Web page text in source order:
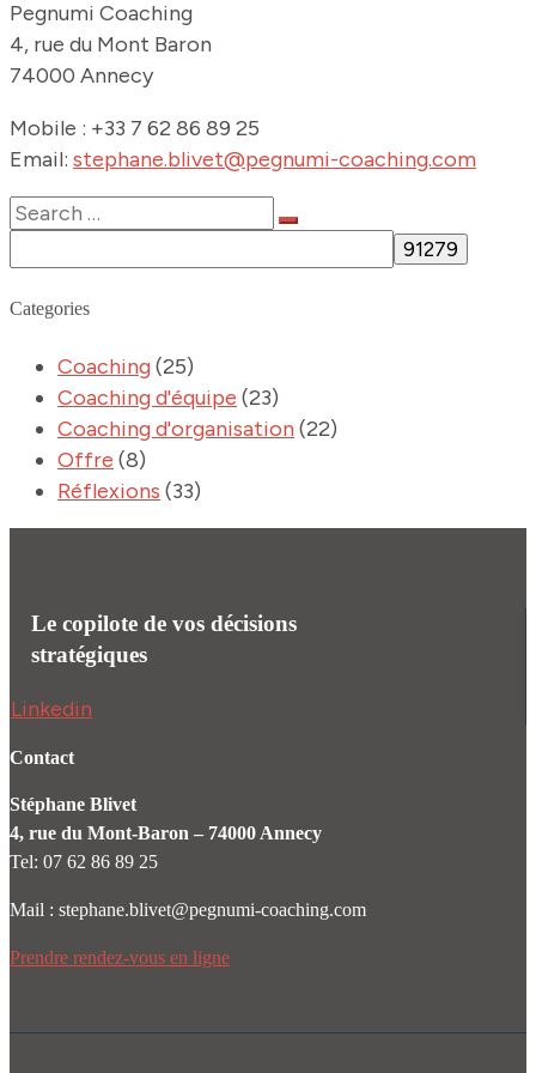
Pegnumi Coaching
4, rue du Mont Baron
74000 Annecy
Mobile : +33 7 62 86 89 25
Email: stephane.blivet@pegnumi-coaching.com
Categories
Coaching(25)
Coaching d'équipe (23)
Coaching d'organisation(22)
Offre (8)
Réflexions (33)
Le copilote de vos décisions
stratégiques
Linkedin
Contact
Stéphane Blivet
4, rue du Mont-Baron – 74000 Annecy
Tel: 07 62 86 89 25
Mail : stephane.blivet@pegnumi-coaching.com
Prendre rendez-vous en ligne